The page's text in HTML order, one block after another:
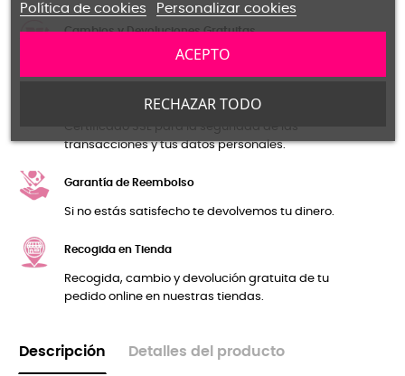
Cambios y Devoluciones Gratuitas
Primer cambio o devolución Gratuíto en Península.
Certificado SSL para la seguridad de las
transacciones y tus datos personales.
Garantía de Reembolso
Si no estás satisfecho te devolvemos tu dinero.
Recogida en Tienda
Recogida, cambio y devolución gratuita de tu
pedido online en nuestras tiendas.
Descripción Detalles del producto
Política de cookies Personalizar cookies
RECHAZAR TODO
ACEPTO